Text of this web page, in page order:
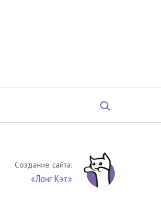
Создание сайта:
«Лонг Кэт»